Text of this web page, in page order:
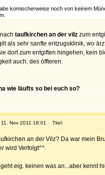
komischerweise noch von keinem
taufkirchen an der vilz zum
als sehr sanfte entzugsklinik, wo
dort zum entgiften hingehen, kein
auch, des öffteren.
wie läufts so bei euch so?
Nov 2011 18:01 Titel:
an der Vilz? Da war mein
wird Verfolgt^^.
geht eig. keinen was an...aber kennt